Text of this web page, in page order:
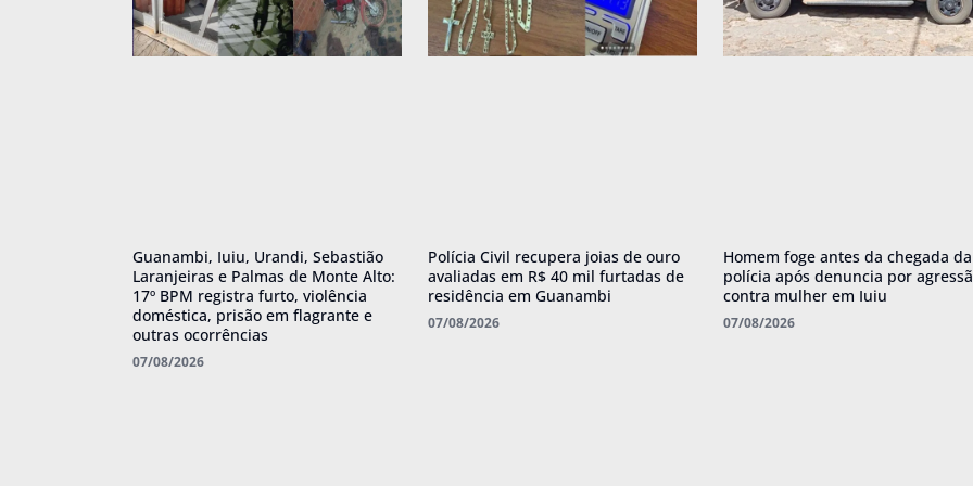
Guanambi, Iuiu, Urandi, Sebastião
Laranjeiras e Palmas de Monte Alto:
17º BPM registra furto, violência
doméstica, prisão em flagrante e
outras ocorrências
07/08/2026
Polícia Civil recupera joias de ouro
avaliadas em R$ 40 mil furtadas de
residência em Guanambi
07/08/2026
Homem foge antes da chegada da
polícia após denuncia por
contra mulher em Iuiu
07/08/2026